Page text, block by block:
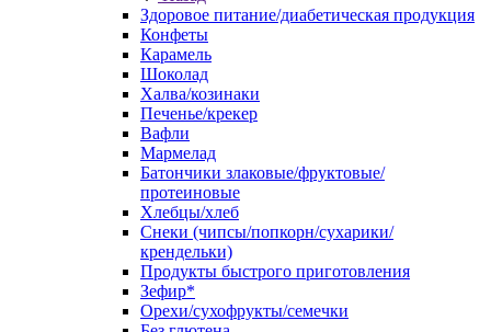
Здоровое питание/диабетическая продукция
Конфеты
Карамель
Шоколад
Халва/козинаки
Печенье/крекер
Вафли
Мармелад
Батончики злаковые/фруктовые/
протеиновые
Хлебцы/хлеб
Снеки (чипсы/попкорн/сухарики/
крендельки)
Продукты быстрого приготовления
Зефир*
Орехи/сухофрукты/семечки